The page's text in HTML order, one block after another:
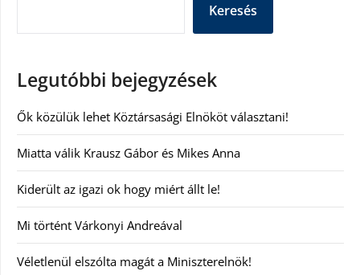
Keresés
Legutóbbi bejegyzések
Ők közülük lehet Köztársasági Elnököt választani!
Miatta válik Krausz Gábor és Mikes Anna
Kiderült az igazi ok hogy miért állt le!
Mi történt Várkonyi Andreával
Véletlenül elszólta magát a Miniszterelnök!